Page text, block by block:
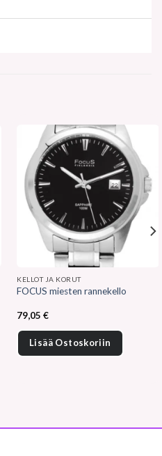
KELLOT JA KORUT
FOCUS miesten rannekello
79,05€
Lisää Ostoskoriin